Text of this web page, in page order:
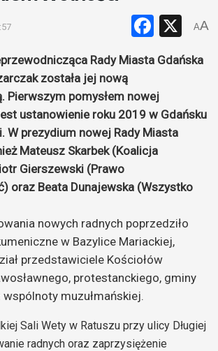
X
AA
Rady Miasta Gdańska
została jej nową
Pierwszym pomysłem nowej
ustanowienie roku 2019 w Gdańsku
W prezydium nowej Rady Miasta
Mateusz Skarbek (Koalicja
Gierszewski (Prawo
oraz Beata Dunajewska (Wszystko
nowych radnych poprzedziło
w Bazylice Mariackiej,
przedstawiciele Kościołów
protestanckiego, gminy
muzułmańskiej.
Sali Wety w Ratuszu przy ulicy Długiej
radnych oraz zaprzysiężenie